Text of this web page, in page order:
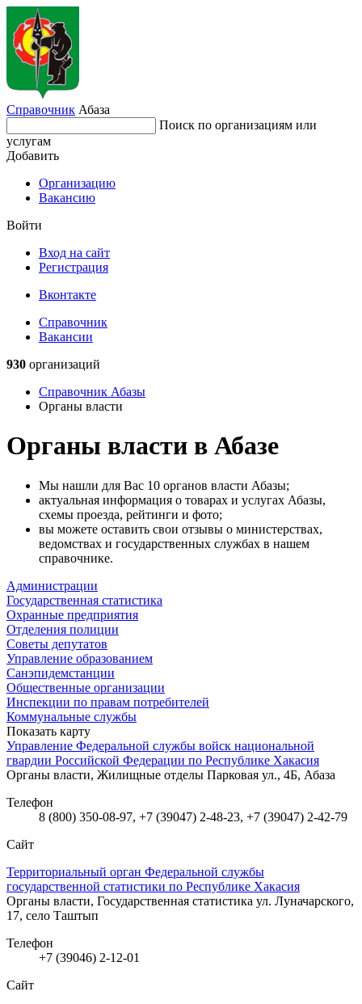
Справочник Абаза
Поиск по организациям или
услугам
Добавить
Организацию
Вакансию
Войти
Вход на сайт
Регистрация
Вконтакте
Справочник
Вакансии
930 организаций
Справочник Абазы
Органы власти
Органы власти в Абазе
Мы нашли для Вас 10 органов власти Абазы;
актуальная информация о товарах и услугах Абазы,
схемы проезда, рейтинги и фото;
вы можете оставить свои отзывы о министерствах,
ведомствах и государственных службах в нашем
справочнике.
Администрации
Государственная статистика
Охранные предприятия
Отделения полиции
Советы депутатов
Управление образованием
Санэпидемстанции
Общественные организации
Инспекции по правам потребителей
Коммунальные службы
Показать карту
Управление Федеральной службы войск национальной
гвардии Российской Федерации по Республике Хакасия
Органы власти, Жилищные отделы Парковая ул., 4Б, Абаза
Телефон
8 (800) 350-08-97, +7 (39047) 2-48-23, +7 (39047) 2-42-79
Сайт
Территориальный орган Федеральной службы
государственной статистики по Республике Хакасия
Органы власти, Государственная статистика ул. Луначарского,
17, село Таштып
Телефон
+7 (39046) 2-12-01
Сайт